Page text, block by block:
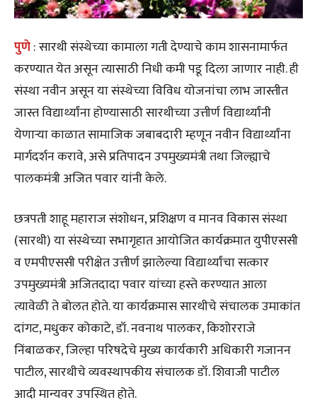
पुणे: सारथी संस्थेच्या कामाला गती देण्याचे काम शासनामार्फत
करण्यात येत असून त्यासाठी निधी कमी पडू दिला जाणार नाही. ही
संस्था नवीन असून या संस्थेच्या विविध योजनांचा लाभ जास्तीत
जास्त विद्यार्थ्यांना होण्यासाठी सारथीच्या उत्तीर्ण विद्यार्थ्यांनी
येणाऱ्या काळात सामाजिक जबाबदारी म्हणून नवीन विद्यार्थ्यांना
मार्गदर्शन करावे, असे प्रतिपादन उपमुख्यमंत्री तथा जिल्ह्याचे
पालकमंत्री अजित पवार यांनी केले.
छत्रपती शाहू महाराज संशोधन, प्रशिक्षण व मानव विकास संस्था
(सारथी) या संस्थेच्या सभागृहात आयोजित कार्यक्रमात युपीएससी
व एमपीएससी परीक्षेत उत्तीर्ण झालेल्या विद्यार्थ्यांचा सत्कार
उपमुख्यमंत्री अजितदादा पवार यांच्या हस्ते करण्यात आला
त्यावेळी ते बोलत होते. या कार्यक्रमास सारथीचे संचालक उमाकांत
दांगट, मधुकर कोकाटे, डॉ. नवनाथ पालकर, किशोरराजे
निंबाळकर, जिल्हा परिषदेचे मुख्य कार्यकारी अधिकारी गजानन
पाटील, सारथीचे व्यवस्थापकीय संचालक डॉ. शिवाजी पाटील
आदी मान्यवर उपस्थित होते.